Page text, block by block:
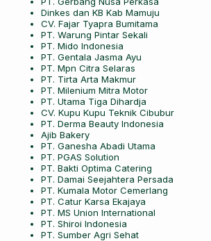
Dinkes dan KB Kab Mamuju
CV. Fajar Tyapra Bumitama
PT. Warung Pintar Sekali
PT. Mido Indonesia
PT. Gentala Jasma Ayu
PT. Mpn Citra Selaras
PT. Tirta Arta Makmur
PT. Milenium Mitra Motor
PT. Utama Tiga Dihardja
CV. Kupu Kupu Teknik Cibubur
PT. Derma Beauty Indonesia
Ajib Bakery
PT. Ganesha Abadi Utama
PT. PGAS Solution
PT. Bakti Optima Catering
PT. Damai Seejahtera Persada
PT. Kumala Motor Cemerlang
PT. Catur Karsa Ekajaya
PT. MS Union International
PT. Shiroi Indonesia
PT. Sumber Agri Sehat